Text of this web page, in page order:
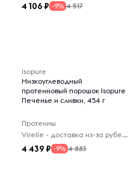
4 106 -9% 4 517
Isopure
Низкоуглеводный
протеиновый порошок Isopure
Печенье и сливки, 454 г
Протеины
Virelle - доставка из-за рубежа
4 439 -9% 4 883